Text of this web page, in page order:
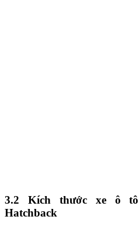
3.2 Kích thước xe ô
Hatchback